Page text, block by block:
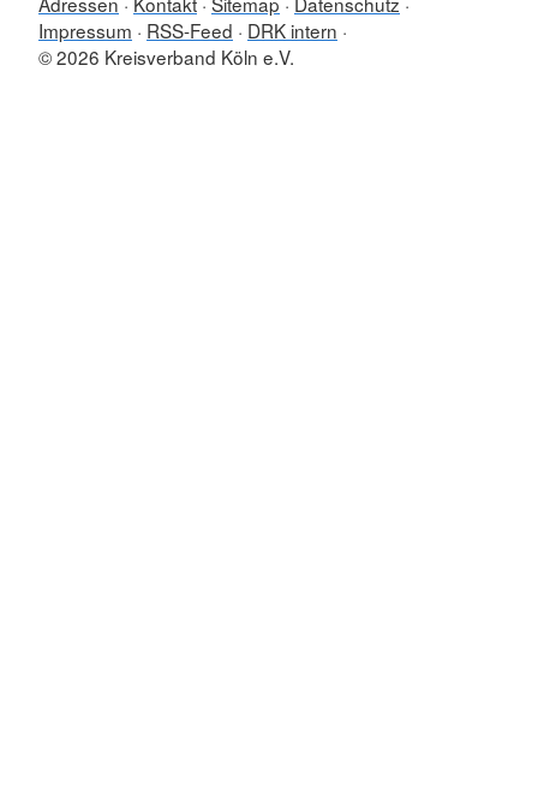
Impressum
RSS-Feed
DRK intern
© 2026 Kreisverband Köln e.V.